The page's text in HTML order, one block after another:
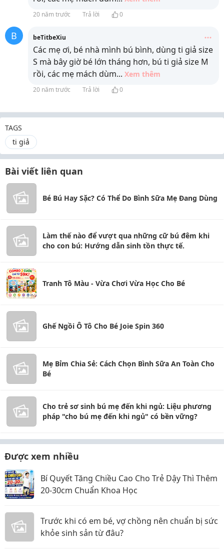
20 năm trước Trả lời 0
B beTitbeXiu
Các mẹ ơi, bé nhà mình bú bình, dùng ti giả size
S mà bây giờ bé lớn tháng hơn, bú ti giả size M
rồi, các mẹ mách dùm... Xem thêm
20 năm trước Trả lời 0
TAGS
ti giả
Bài viết liên quan
Bé Bú Hay Sặc? Có Thể Do Bình Sữa Mẹ Đang Dùng
Làm thế nào để vượt qua những cữ bú đêm khi
cho con bú: Hướng dẫn sinh tồn thực tế.
Tranh Tô Màu - Vừa Chơi Vừa Học Cho Bé
Ghế Ngồi Ô Tô Cho Bé Joie Spin 360
Mẹ Bỉm Chia Sẻ: Cách Chọn Bình Sữa An Toàn Cho
Bé
Cho trẻ sơ sinh bú mẹ đến khi ngủ: Liệu phương
pháp "cho bú mẹ đến khi ngủ" có bền vững?
Được xem nhiều
Bí Quyết Tăng Chiều Cao Cho Trẻ Dậy Thì Thêm
20-30cm Chuẩn Khoa Học
Trước khi có em bé, vợ chồng nên chuẩn bị sức
khỏe sinh sản từ đâu?